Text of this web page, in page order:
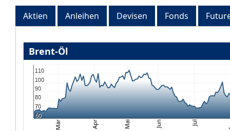
Aktien Anleihen Devisen Fonds
Brent-Öl
Mär Apr Mai Jun Jul
60
70
80
90
100
110